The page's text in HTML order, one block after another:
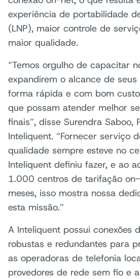
experiência de portabilidade
(LNP), maior controle de
maior qualidade.
“Temos orgulho de capacitar
expandirem o alcance de
forma rápida e com bom
que possam atender melhor
finais”, disse Surendra Saboo,
Inteliquent. “Fornecer serviço
qualidade sempre esteve no
Inteliquent definiu fazer, e ao
1.000 centros de tarifação
meses, isso mostra nossa
esta missão.”
A Inteliquent possui conexões
robustas e redundantes para
as operadoras de telefonia
provedores de rede sem fio e